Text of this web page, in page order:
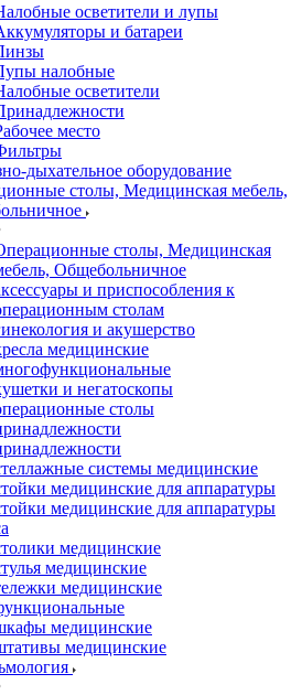
осветители и лупы
и батареи
налобные
осветители
место
дыхательное оборудование
столы, Медицинская мебель,
столы, Медицинская
Общебольничное
и приспособления к
столам
и акушерство
медицинские
и негатоскопы
столы
системы медицинские
медицинские для аппаратуры
медицинские для аппаратуры
медицинские
медицинские
медицинские
медицинские
медицинские